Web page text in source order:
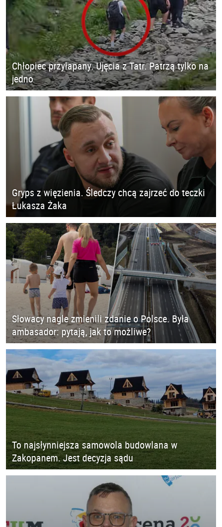
Chłopiec przyłapany. Ujęcia z Tatr. Patrzą tylko na
jedno
Gryps z więzienia. Śledczy chcą zajrzeć do teczki
Łukasza Żaka
Słowacy nagle zmienili zdanie o Polsce. Była
ambasador: pytają, jak to możliwe?
To najsłynniejsza samowola budowlana w
Zakopanem. Jest decyzja sądu